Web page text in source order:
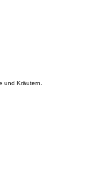
und Kräutern.